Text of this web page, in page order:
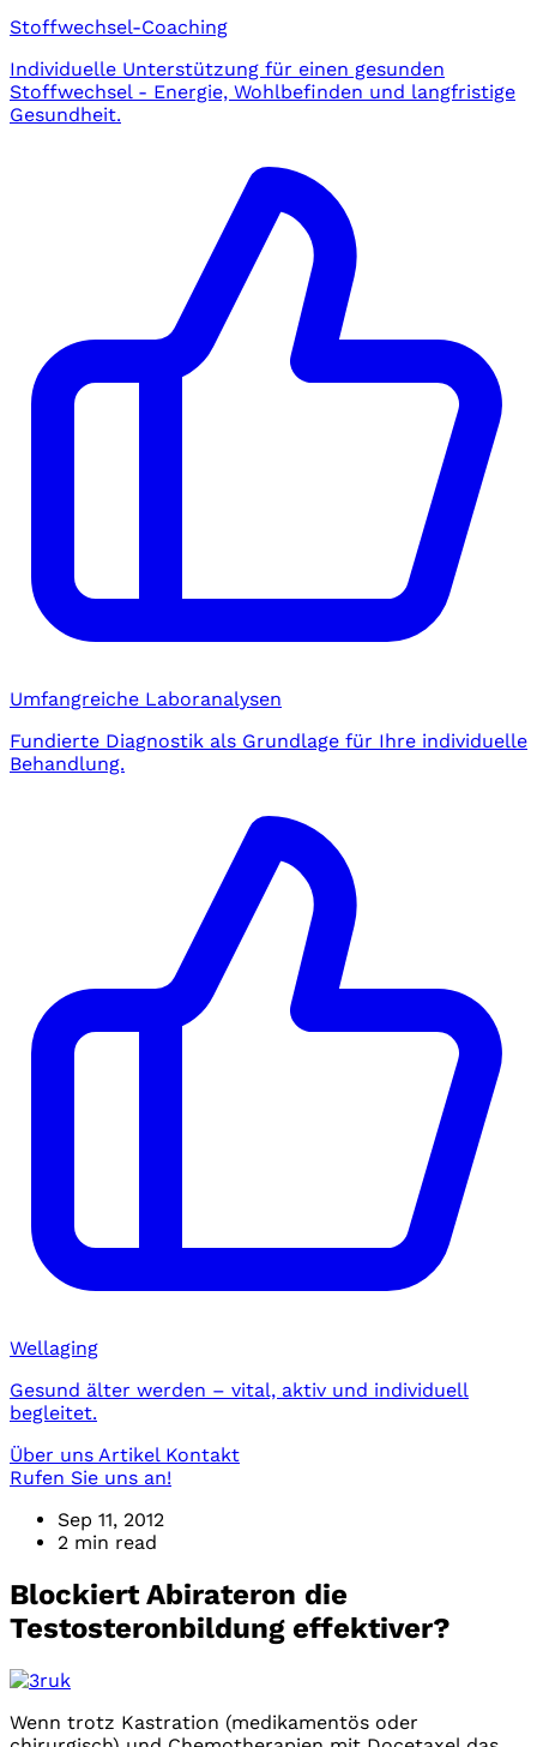
Stoffwechsel-Coaching
Individuelle Unterstützung für einen gesunden
Stoffwechsel - Energie, Wohlbefinden und langfristige
Gesundheit.
Umfangreiche Laboranalysen
Fundierte Diagnostik als Grundlage für Ihre individuelle
Behandlung.
Wellaging
Gesund älter werden – vital, aktiv und individuell
begleitet.
Über uns Artikel Kontakt
Rufen Sie uns an!
Sep 11, 2012
2 min read
Blockiert Abirateron die
Testosteronbildung effektiver?
Wenn trotz Kastration (medikamentös oder